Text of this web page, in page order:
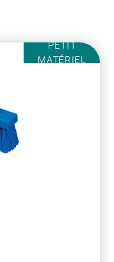
PETIT
MATÉRIEL